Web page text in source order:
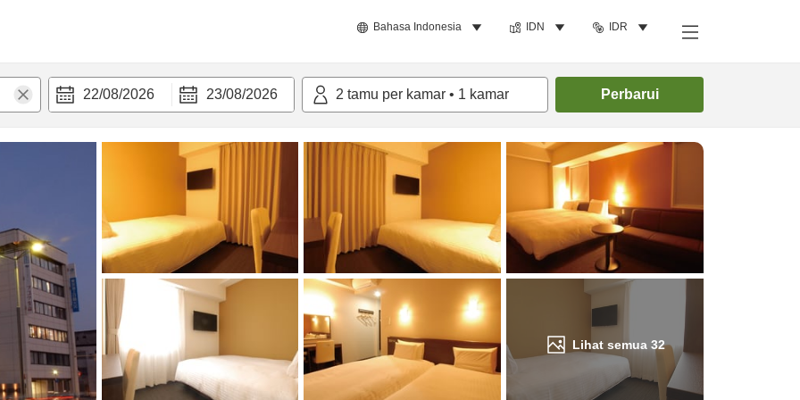
Bahasa Indonesia IDN IDR
22/08/2026 23/08/2026 2 tamu per kamar • 1 kamar Perbarui
Lihat semua 32
Cari kamar